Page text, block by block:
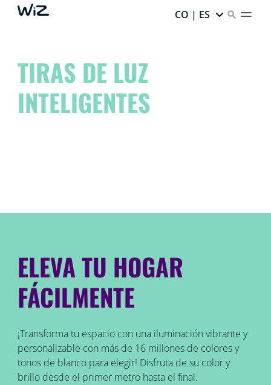
CO | ES
TIRAS DE LUZ
INTELIGENTES
ELEVA TU HOGAR
FÁCILMENTE
¡Transforma tu espacio con una iluminación vibrante y
personalizable con más de 16 millones de colores y
tonos de blanco para elegir! Disfruta de su color y
brillo desde el primer metro hasta el final.